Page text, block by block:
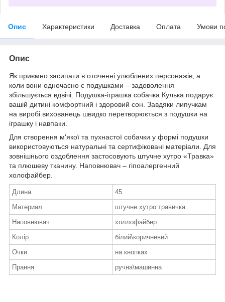
Опис Характеристики Доставка Оплата Умови
Опис
Як приємно засипати в оточенні улюблених персонажів, а
коли вони одночасно є подушками – задоволення
збільшується вдвічі. Подушка-іграшка собачка Кулька подарує
вашій дитині комфортний і здоровий сон. Завдяки липучкам
на виробі вихованець швидко перетворюється з подушки на
іграшку і навпаки.
Для створення м'якої та пухнастої собачки у формі подушки
використовуються натуральні та сертифіковані матеріали. Для
зовнішнього оздоблення застосовують штучне хутро «Травка»
та плюшеву тканину. Наповнювач – гіпоалергенний
холофайбер.
Длина
45
Материал
штучне хутро травичка
Наповнювач
холлофайбер
Колір
білий\коричневий
Очки
на кнопках
Прання
ручна\машинна